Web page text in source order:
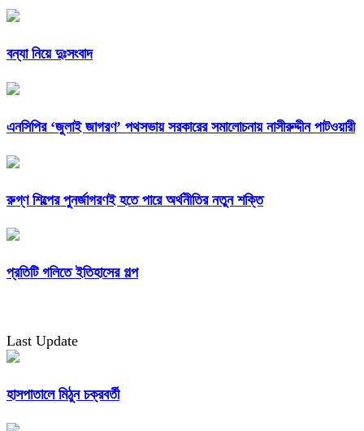
বন্যা নিয়ে দুঃসংবাদ
এনসিপির ‘জুলাই জাগরণ’ পথসভায় সরকারের সমালোচনায় নাসীরুদ্দীন পাটওয়ারী
রুগ্ণ শিল্পের পুনর্জাগরণই হতে পারে অর্থনীতির নতুন শক্তি
প্রতিটি গলিতে ইতিহাসের গল্প
Last Update
হাসপাতালে মিঠুন চক্রবর্তী